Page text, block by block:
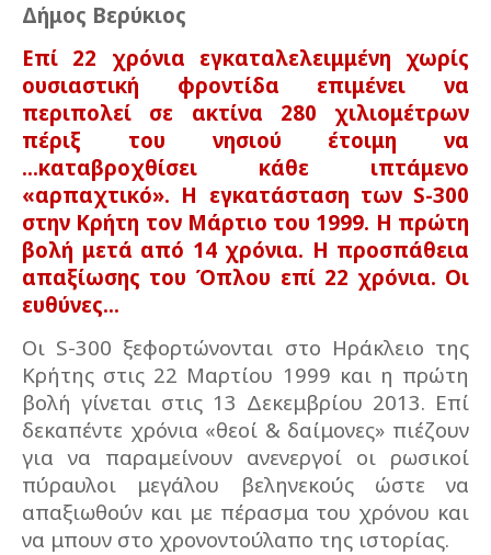
Δήμος Βερύκιος
Επί 22 χρόνια εγκαταλελειμμένη χωρίς
ουσιαστική φροντίδα επιμένει να
περιπολεί σε ακτίνα 280 χιλιομέτρων
πέριξ του νησιού έτοιμη να
...καταβροχθίσει κάθε ιπτάμενο
«αρπαχτικό». Η εγκατάσταση των S-300
στην Κρήτη τον Μάρτιο του 1999. Η πρώτη
βολή μετά από 14 χρόνια. Η προσπάθεια
απαξίωσης του Όπλου επί 22 χρόνια. Οι
ευθύνες...
Οι S-300 ξεφορτώνονται στο Ηράκλειο της
Κρήτης στις 22 Μαρτίου 1999 και η πρώτη
βολή γίνεται στις 13 Δεκεμβρίου 2013. Επί
δεκαπέντε χρόνια «θεοί & δαίμονες» πιέζουν
για να παραμείνουν ανενεργοί οι ρωσικοί
πύραυλοι μεγάλου βεληνεκούς ώστε να
απαξιωθούν και με πέρασμα του χρόνου και
να μπουν στο χρονοντούλαπο της ιστορίας.